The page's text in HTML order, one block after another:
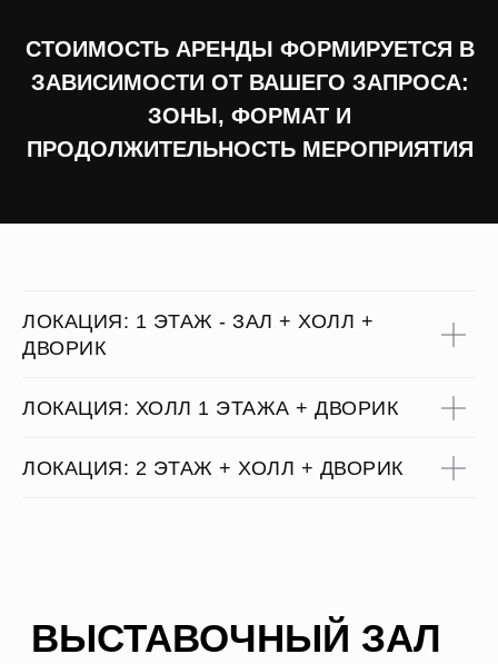
ЛОКАЦИЯ: 1 ЭТАЖ - ЗАЛ + ХОЛЛ +
ДВОРИК
ЛОКАЦИЯ: ХОЛЛ 1 ЭТАЖА + ДВОРИК
ЛОКАЦИЯ: 2 ЭТАЖ + ХОЛЛ + ДВОРИК
ВЫСТАВОЧНЫЙ ЗАЛ
Большой (выставочный) зал — универсальная
площадка с высотой потолков в 4.1 м, на которой можно
организовать разные форматы: вечеринку, лекторий,
маркет, свадьбу, кинозал и т. п.
включается аренда Холла и Дворик